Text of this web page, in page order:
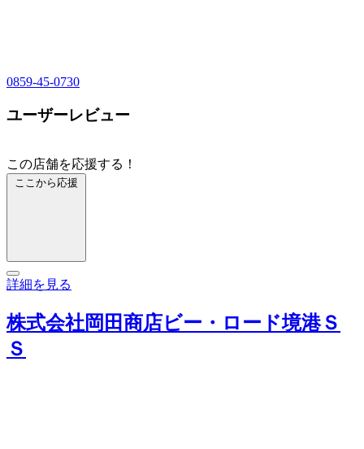
0859-45-0730
ユーザーレビュー
この店舗を応援する！
ここから応援
詳細を見る
株式会社岡田商店ビー・ロード境港Ｓ
Ｓ